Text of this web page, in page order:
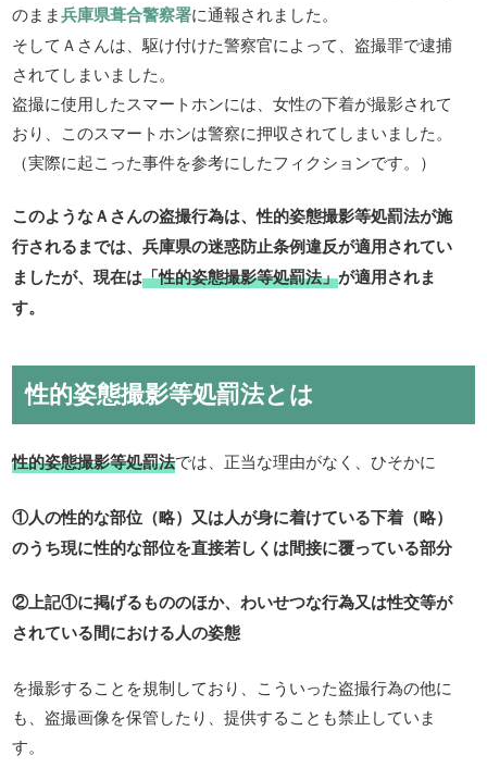
のまま兵庫県葺合警察署に通報されました。
そしてＡさんは、駆け付けた警察官によって、盗撮罪で逮捕
されてしまいました。
盗撮に使用したスマートホンには、女性の下着が撮影されて
おり、このスマートホンは警察に押収されてしまいました。
（実際に起こった事件を参考にしたフィクションです。）
このようなＡさんの盗撮行為は、性的姿態撮影等処罰法が施
行されるまでは、兵庫県の迷惑防止条例違反が適用されてい
ましたが、現在は「性的姿態撮影等処罰法」が適用されま
す。
性的姿態撮影等処罰法とは
性的姿態撮影等処罰法では、正当な理由がなく、ひそかに
①人の性的な部位（略）又は人が身に着けている下着（略）
のうち現に性的な部位を直接若しくは間接に覆っている部分
②上記①に掲げるもののほか、わいせつな行為又は性交等が
されている間における人の姿態
を撮影することを規制しており、こういった盗撮行為の他に
も、盗撮画像を保管したり、提供することも禁止していま
す。